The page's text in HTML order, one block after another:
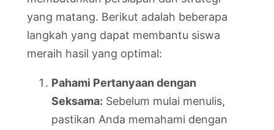
yang matang. Berikut adalah beberapa
langkah yang dapat membantu siswa
meraih hasil yang optimal:
Pahami Pertanyaan dengan
Seksama: Sebelum mulai menulis,
pastikan Anda memahami dengan